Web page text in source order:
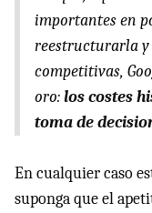
importantes en
reestructurarla y
competitivas,
oro:los costes
toma de
En cualquier caso
suponga que el